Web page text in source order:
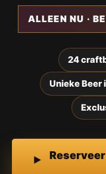
ALLEEN NU ·
24
Unieke Beer